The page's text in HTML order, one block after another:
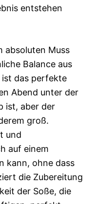
entstehen
absoluten Muss
Balance aus
ist das perfekte
Abend unter der
ist, aber der
groß.
und
auf einem
kann, ohne dass
die Zubereitung
der Soße, die